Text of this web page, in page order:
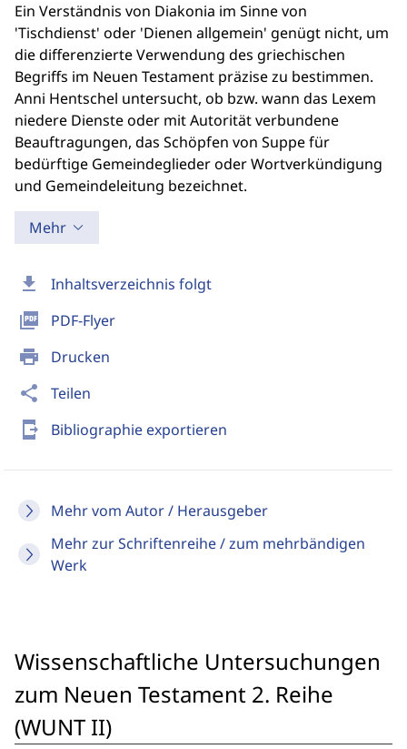
download Inhaltsverzeichnis folgt
picture_as_pdf PDF-Flyer
print Drucken
share Teilen
send_to_mobile Bibliographie exportieren
Mehr vom Autor / Herausgeber
Mehr zur Schriftenreihe / zum mehrbändigen
Werk
Ein Verständnis von Diakonia im Sinne von
'Tischdienst' oder 'Dienen allgemein' genügt nicht, um
die differenzierte Verwendung des griechischen
Begriffs im Neuen Testament präzise zu bestimmen.
Anni Hentschel untersucht, ob bzw. wann das Lexem
niedere Dienste oder mit Autorität verbundene
Beauftragungen, das Schöpfen von Suppe für
bedürftige Gemeindeglieder oder Wortverkündigung
und Gemeindeleitung bezeichnet.
Mehr
Wissenschaftliche Untersuchungen
zum Neuen Testament 2. Reihe
(WUNT II)